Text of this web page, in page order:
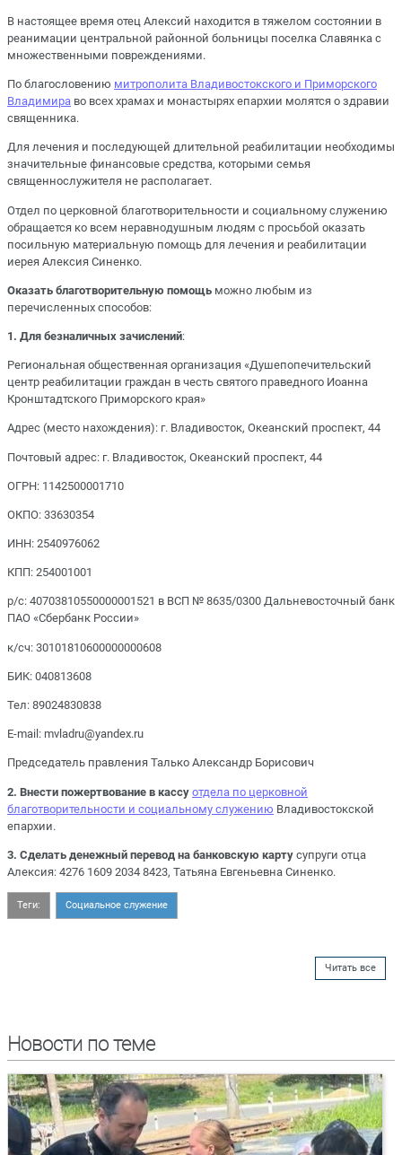
В настоящее время отец Алексий находится в тяжелом состоянии в
реанимации центральной районной больницы поселка Славянка с
множественными повреждениями.
По благословению митрополита Владивостокского и Приморского
Владимира во всех храмах и монастырях епархии молятся о здравии
священника.
Для лечения и последующей длительной реабилитации необходимы
значительные финансовые средства, которыми семья
священнослужителя не располагает.
Отдел по церковной благотворительности и социальному служению
обращается ко всем неравнодушным людям с просьбой оказать
посильную материальную помощь для лечения и реабилитации
иерея Алексия Синенко.
Оказать благотворительную помощь можно любым из
перечисленных способов:
1. Для безналичных зачислений:
Региональная общественная организация «Душепопечительский
центр реабилитации граждан в честь святого праведного Иоанна
Кронштадтского Приморского края»
Адрес (место нахождения): г. Владивосток, Океанский проспект, 44
Почтовый адрес: г. Владивосток, Океанский проспект, 44
ОГРН: 1142500001710
ОКПО: 33630354
ИНН: 2540976062
КПП: 254001001
р/с: 40703810550000001521 в ВСП № 8635/0300 Дальневосточный банк
ПАО «Сбербанк России»
к/сч: 30101810600000000608
БИК: 040813608
Тел: 89024830838
E-mail: mvladru@yandex.ru
Председатель правления Талько Александр Борисович
2. Внести пожертвование в кассу отдела по церковной
благотворительности и социальному служению Владивостокской
епархии.
3. Сделать денежный перевод на банковскую карту супруги отца
Алексия: 4276 1609 2034 8423, Татьяна Евгеньевна Синенко.
Теги: Социальное служение
Читать все
Новости по теме